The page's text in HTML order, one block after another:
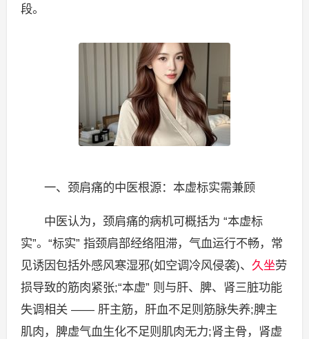
段。
一、颈肩痛的中医根源：本虚标实需兼顾
中医认为，颈肩痛的病机可概括为 “本虚标
实”。“标实” 指颈肩部经络阻滞，气血运行不畅，常
见诱因包括外感风寒湿邪(如空调冷风侵袭)、 久坐劳
损导致的筋肉紧张;“本虚” 则与肝、脾、肾三脏功能
失调相关 —— 肝主筋，肝血不足则筋脉失养;脾主
肌肉，脾虚气血生化不足则肌肉无力;肾主骨，肾虚